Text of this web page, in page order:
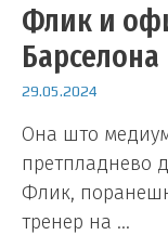
Флик и
Барселона
29.05.2024
Она што
претпладнево
Флик,
тренер на …